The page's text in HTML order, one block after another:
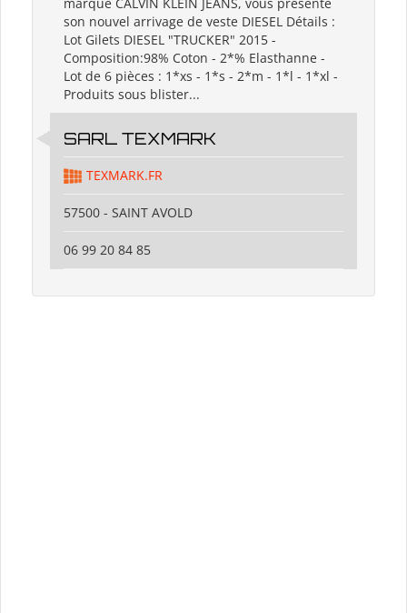
marque CALVIN KLEIN JEANS, vous présente
son nouvel arrivage de veste DIESEL Détails :
Lot Gilets DIESEL "TRUCKER" 2015 -
Composition:98% Coton - 2*% Elasthanne -
Lot de 6 pièces : 1*xs - 1*s - 2*m - 1*l - 1*xl -
Produits sous blister...
SARL TEXMARK
TEXMARK.FR
57500 - SAINT AVOLD
06 99 20 84 85